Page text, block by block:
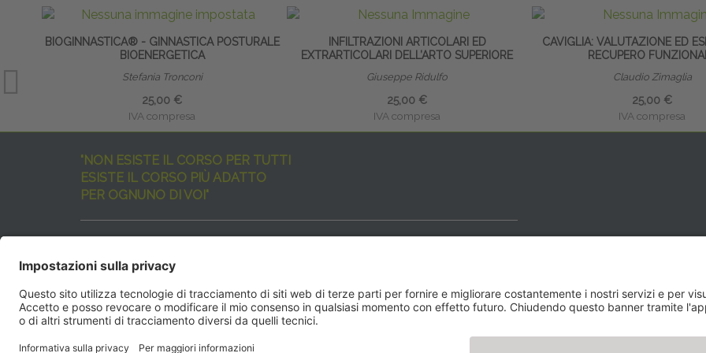
BIOGINNASTICA® - GINNASTICA POSTURALE
BIOENERGETICA
Stefania Tronconi
25,00 €
IVA compresa
INFILTRAZIONI ARTICOLARI ED
EXTRARTICOLARI DELL’ARTO SUPERIORE
Giuseppe Ridulfo
25,00 €
IVA compresa
CAVIGLIA: VALUTAZIONE ED
RECUPERO
Claudio Zimaglia
25,00 €
IVA compresa
"NON ESISTE IL CORSO PER TUTTI
ESISTE IL CORSO PIÙ ADATTO
PER OGNUNO DI VOI"
ma rispondenti a diverse esigenze formative
e di aggiornamento professionale.
EdiAcademyvuole aiutarvi nella scelta dell’evento ideale
SEGUICI QUI: